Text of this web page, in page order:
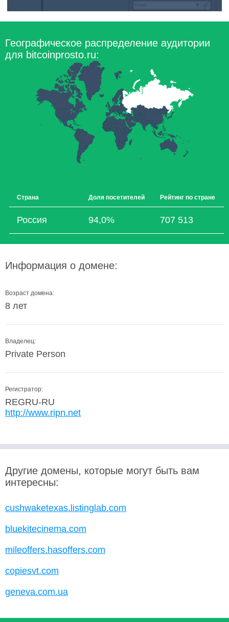
Географическое распределение аудитории
для bitcoinprosto.ru:
Страна Доля посетителей Рейтинг по стране
Россия 94,0% 707 513
Информация о домене:
Возраст домена:
8 лет
Владелец:
Private Person
Регистратор:
REGRU-RU
http://www.ripn.net
Другие домены, которые могут быть вам
интересны:
cushwaketexas.listinglab.com
bluekitecinema.com
mileoffers.hasoffers.com
copiesvt.com
geneva.com.ua